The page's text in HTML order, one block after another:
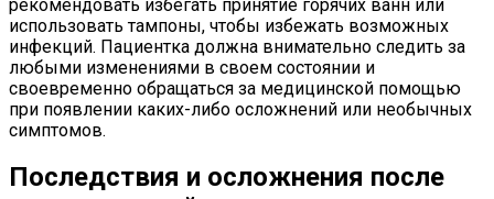
рекомендовать избегать принятие горячих ванн или
использовать тампоны, чтобы избежать возможных
инфекций. Пациентка должна внимательно следить за
любыми изменениями в своем состоянии и
своевременно обращаться за медицинской помощью
при появлении каких-либо осложнений или необычных
симптомов.
Последствия и осложнения после